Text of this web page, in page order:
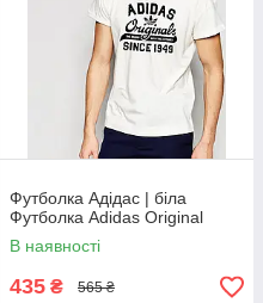
Футболка Адідас | біла
Футболка Adidas Original
В наявності
435 ₴ 565 ₴